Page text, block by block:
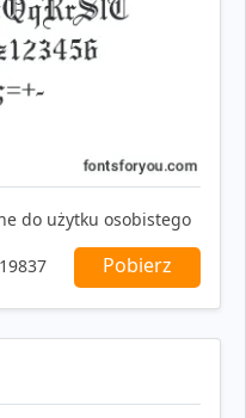
do użytku osobistego
19837 Pobierz